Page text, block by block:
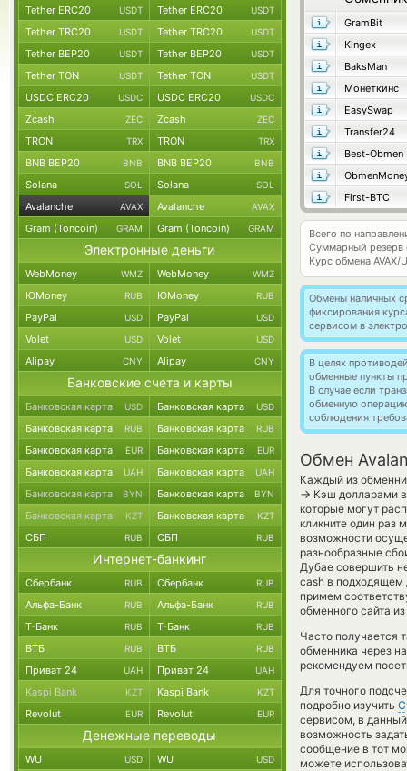
GramBit
Kingex
BaksMan
Монеткинс
EasySwap
Transfer24
Best-Obmen
First-BTC
Всего по
Суммарный резерв
Курс обмена AVAX/
Обмены наличных
фиксирования
сервисом в
В целях
обменные пункты
В случае если
обменную
соблюдения
Обмен
Каждый из
→ Кэш долларами
которые могут
кликните один раз
возможности
разнообразные
Дубае совершить
cash в подходящем
примем
обменного сайта
Часто получается
обменника через
рекомендуем
Для точного
подробно изучить
сервисом, в
возможность
сообщение в тот
можете
Tether ERC20 USDT Tether ERC20 USDT
Tether TRC20 USDT Tether TRC20 USDT
Tether BEP20 USDT Tether BEP20 USDT
Tether TON USDT Tether TON USDT
USDC ERC20 USDC USDC ERC20 USDC
Zcash ZEC Zcash ZEC
TRON TRX TRON TRX
BNB BEP20 BNB BNB BEP20 BNB
Solana SOL Solana SOL
Avalanche AVAX Avalanche AVAX
Gram (Toncoin) GRAM Gram (Toncoin) GRAM
Электронные деньги
WebMoney WMZ WebMoney WMZ
ЮMoney RUB ЮMoney RUB
PayPal USD PayPal USD
Volet USD Volet USD
Alipay CNY Alipay CNY
Банковские счета и карты
Банковская карта USD Банковская карта USD
Банковская карта RUB Банковская карта RUB
Банковская карта EUR Банковская карта EUR
Банковская карта UAH Банковская карта UAH
Банковская карта BYN Банковская карта BYN
Банковская карта KZT Банковская карта KZT
СБП RUB СБП RUB
Интернет-банкинг
Сбербанк RUB Сбербанк RUB
Альфа-Банк RUB Альфа-Банк RUB
Т-Банк RUB Т-Банк RUB
ВТБ RUB ВТБ RUB
Приват 24 UAH Приват 24 UAH
Kaspi Bank KZT Kaspi Bank KZT
Revolut EUR Revolut EUR
Денежные переводы
WU USD WU USD